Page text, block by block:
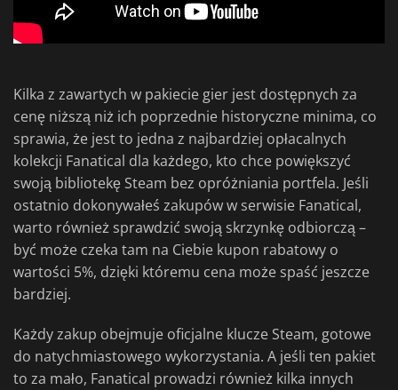
Kilka z zawartych w pakiecie gier jest dostępnych za
cenę niższą niż ich poprzednie historyczne minima, co
sprawia, że jest to jedna z najbardziej opłacalnych
kolekcji Fanatical dla każdego, kto chce powiększyć
swoją bibliotekę Steam bez opróżniania portfela. Jeśli
ostatnio dokonywałeś zakupów w serwisie Fanatical,
warto również sprawdzić swoją skrzynkę odbiorczą –
być może czeka tam na Ciebie kupon rabatowy o
wartości 5%, dzięki któremu cena może spaść jeszcze
bardziej.
Każdy zakup obejmuje oficjalne klucze Steam, gotowe
do natychmiastowego wykorzystania. A jeśli ten pakiet
to za mało, Fanatical prowadzi również kilka innych